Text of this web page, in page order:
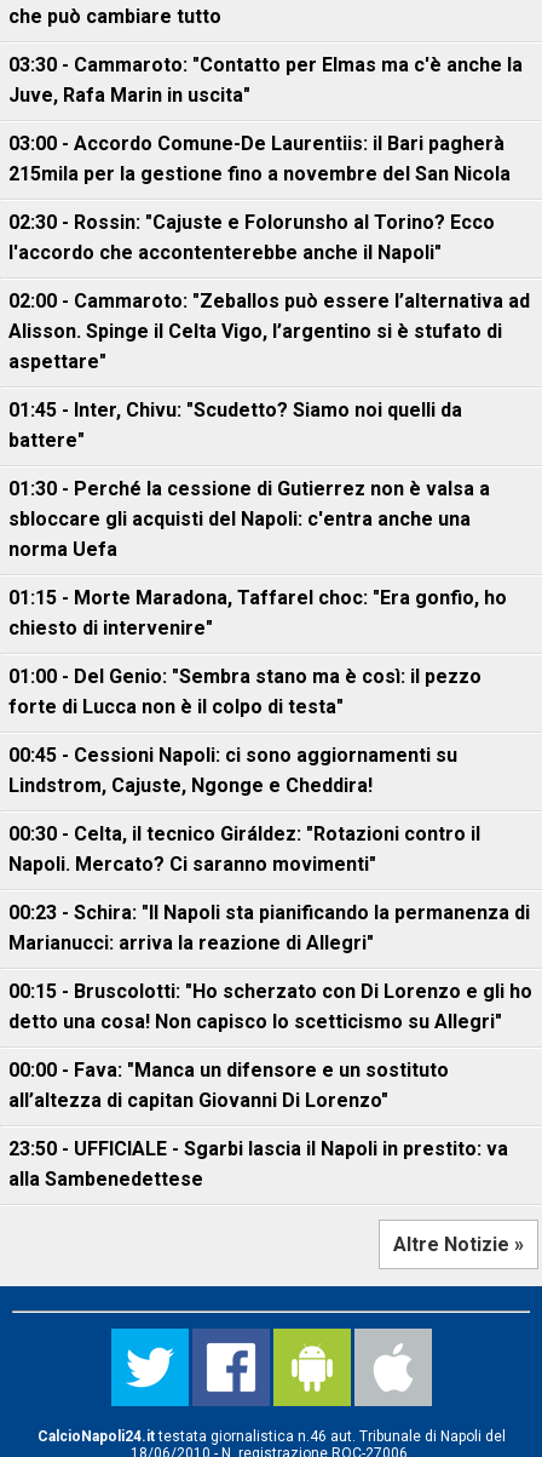
che può cambiare tutto
03:30 - Cammaroto: "Contatto per Elmas ma c'è anche la
Juve, Rafa Marin in uscita"
03:00 - Accordo Comune-De Laurentiis: il Bari pagherà
215mila per la gestione fino a novembre del San Nicola
02:30 - Rossin: "Cajuste e Folorunsho al Torino? Ecco
l'accordo che accontenterebbe anche il Napoli"
02:00 - Cammaroto: "Zeballos può essere l’alternativa ad
Alisson. Spinge il Celta Vigo, l’argentino si è stufato di
aspettare"
01:45 - Inter, Chivu: "Scudetto? Siamo noi quelli da
battere"
01:30 - Perché la cessione di Gutierrez non è valsa a
sbloccare gli acquisti del Napoli: c'entra anche una
norma Uefa
01:15 - Morte Maradona, Taffarel choc: "Era gonfio, ho
chiesto di intervenire"
01:00 - Del Genio: "Sembra stano ma è così: il pezzo
forte di Lucca non è il colpo di testa"
00:45 - Cessioni Napoli: ci sono aggiornamenti su
Lindstrom, Cajuste, Ngonge e Cheddira!
00:30 - Celta, il tecnico Giráldez: "Rotazioni contro il
Napoli. Mercato? Ci saranno movimenti"
00:23 - Schira: "Il Napoli sta pianificando la permanenza di
Marianucci: arriva la reazione di Allegri"
00:15 - Bruscolotti: "Ho scherzato con Di Lorenzo e gli ho
detto una cosa! Non capisco lo scetticismo su Allegri"
00:00 - Fava: "Manca un difensore e un sostituto
all’altezza di capitan Giovanni Di Lorenzo"
23:50 - UFFICIALE - Sgarbi lascia il Napoli in prestito: va
alla Sambenedettese
Altre Notizie »
CalcioNapoli24.ittestata giornalistica n.46 aut. Tribunale di Napoli del
18/06/2010 - N. registrazione ROC-27006.